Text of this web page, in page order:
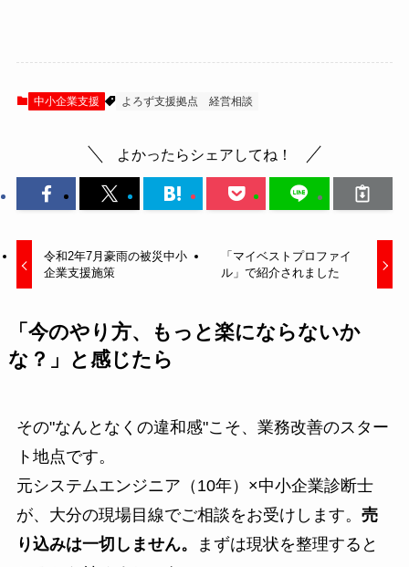
中小企業支援 よろず支援拠点 経営相談
よかったらシェアしてね！
令和2年7月豪雨の被災中小
企業支援施策
「マイベストプロファイ
ル」で紹介されました
「今のやり方、もっと楽にならないか
な？」と感じたら
その"なんとなくの違和感"こそ、業務改善のスター
ト地点です。
元システムエンジニア（10年）×中小企業診断士
が、大分の現場目線でご相談をお受けします。 売
り込みは一切しません。
まずは現状を整理すると